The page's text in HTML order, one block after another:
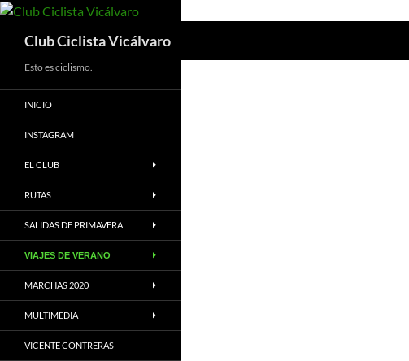
Saltar
contenido
Club Ciclista Vicálvaro
Esto es ciclismo.
INICIO
INSTAGRAM
EL CLUB
RUTAS
SALIDAS DE PRIMAVERA
VIAJES DE VERANO
MARCHAS 2020
MULTIMEDIA
VICENTE CONTRERAS